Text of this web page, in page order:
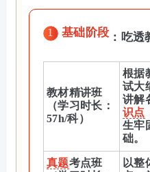
1 基础阶段：吃透
教材精讲班
（学习时长：
57h/科）
根据
试大
讲解
识点
生牢
础。
真题考点班
以整